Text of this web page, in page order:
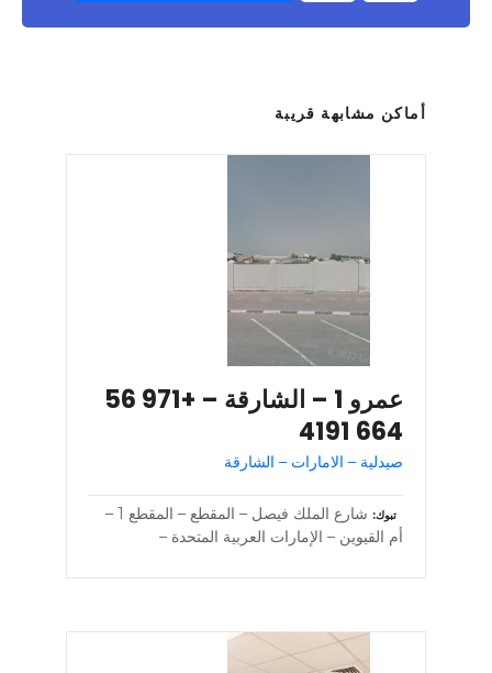
أماكن مشابهة قريبة
عمرو 1 – الشارقة – +971 56
664 4191
صيدلية – الامارات – الشارقة
تبوك
شارع الملك فيصل – المقطع – المقطع 1 –
أم القيوين – الإمارات العربية المتحدة –